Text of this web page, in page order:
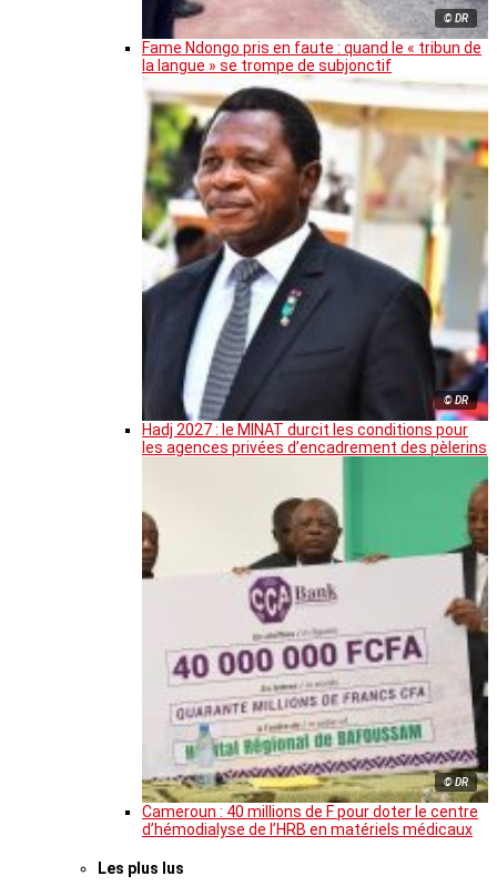
© DR
Fame Ndongo pris en faute : quand le « tribun de
la langue » se trompe de subjonctif
© DR
Hadj 2027 : le MINAT durcit les conditions pour
les agences privées d’encadrement des pèlerins
© DR
Cameroun : 40 millions de F pour doter le centre
d’hémodialyse de l’HRB en matériels médicaux
Les plus lus